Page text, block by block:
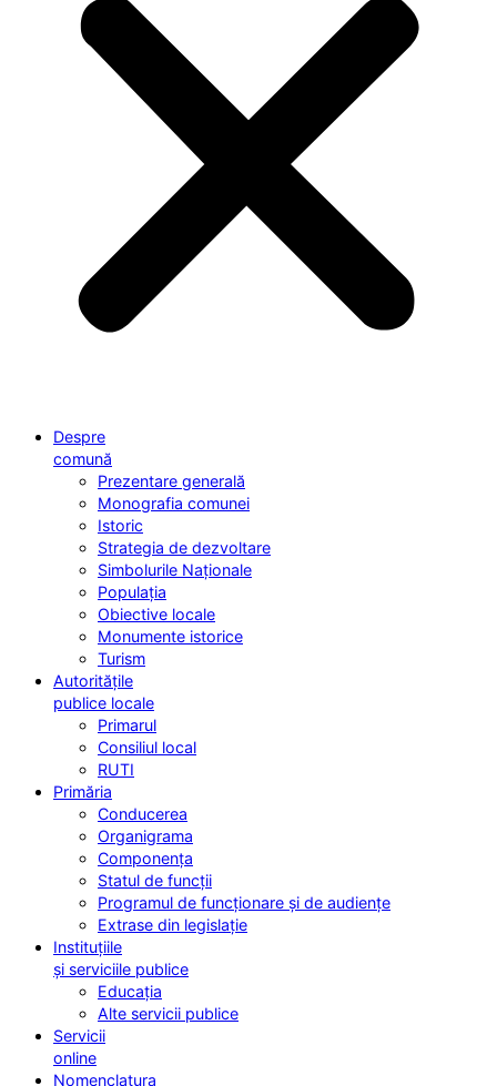
Despre
comună
Prezentare generală
Monografia comunei
Istoric
Strategia de dezvoltare
Simbolurile Naționale
Populația
Obiective locale
Monumente istorice
Turism
Autoritățile
publice locale
Primarul
Consiliul local
RUTI
Primăria
Conducerea
Organigrama
Componența
Statul de funcții
Programul de funcționare și de audiențe
Extrase din legislație
Instituțiile
și serviciile publice
Educația
Alte servicii publice
Servicii
online
Nomenclatura